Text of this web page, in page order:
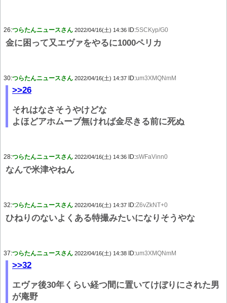
26:つらたんニュースさん 2022/04/16(土) 14:36 ID:5SCKyp/G0
金に困って又エヴァをやるに1000ペリカ
30:つらたんニュースさん 2022/04/16(土) 14:37 ID:um3XMQNmM
>>26
それはなさそうやけどな
よほどアホムーブ無ければ金尽きる前に死ぬ
28:つらたんニュースさん 2022/04/16(土) 14:36 ID:sWFaVinn0
なんで米津やねん
32:つらたんニュースさん 2022/04/16(土) 14:37 ID:Z6vZkNT+0
ひねりのないよくある特撮みたいになりそうやな
37:つらたんニュースさん 2022/04/16(土) 14:38 ID:um3XMQNmM
>>32
エヴァ後30年くらい経つ間に置いてけぼりにされた男
が庵野